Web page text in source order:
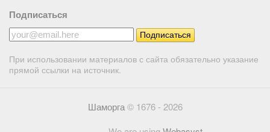
Подписаться
При использовании материалов с сайта обязательно указание
прямой ссылки на источник.
Шаморга© 1676 - 2026